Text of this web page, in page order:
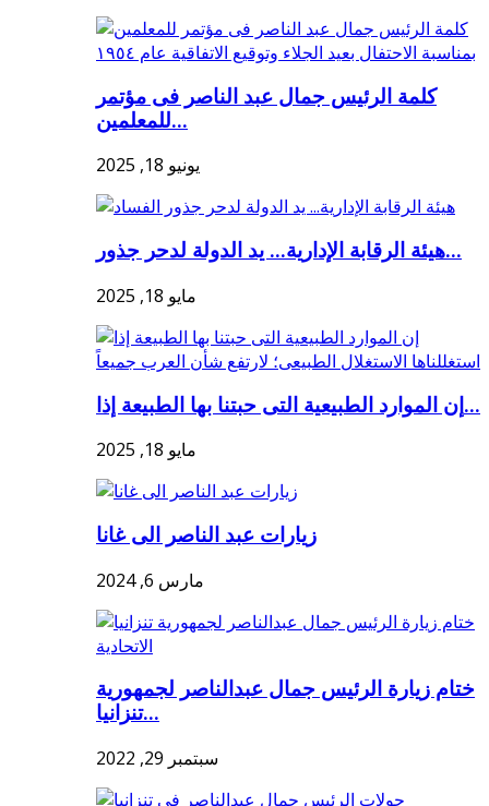
كلمة الرئيس جمال عبد الناصر فى مؤتمر
للمعلمين...
يونيو 18, 2025
هيئة الرقابة الإدارية... يد الدولة لدحر جذور...
مايو 18, 2025
إن الموارد الطبيعية التى حبتنا بها الطبيعة إذا...
مايو 18, 2025
زيارات عبد الناصر الى غانا
مارس 6, 2024
ختام زيارة الرئيس جمال عبدالناصر لجمهورية
تنزانيا...
سبتمبر 29, 2022